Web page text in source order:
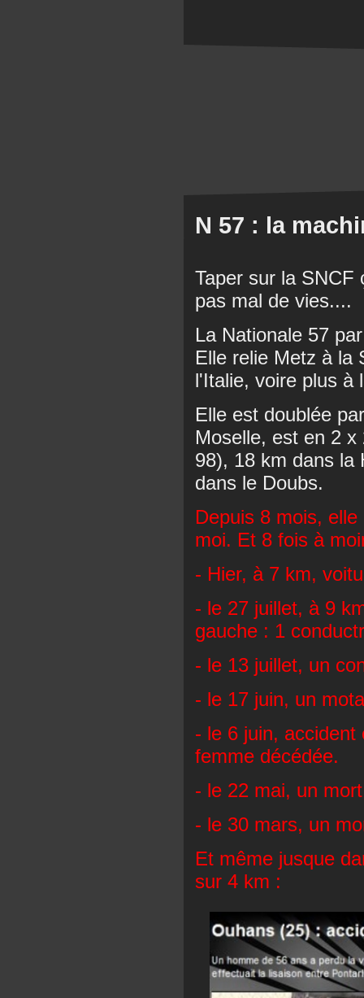
N 57 : la
Taper sur la SNCF
pas mal de vies....
La Nationale 57
Elle relie Metz à la
l'Italie, voire plus à
Elle est doublée
Moselle, est en 2
98), 18 km dans la
dans le Doubs.
Depuis 8 mois,
moi. Et 8 fois à
- Hier, à 7 km,
- le 27 juillet, à 9
gauche : 1
- le 13 juillet, un
- le 17 juin, un
- le 6 juin,
femme décédée.
- le 22 mai, un
- le 30 mars, un
Et même jusque
sur 4 km :